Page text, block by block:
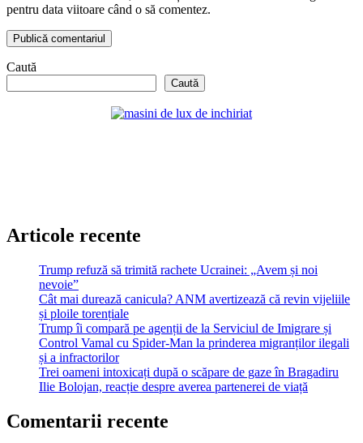
pentru data viitoare când o să comentez.
Caută
Caută
Articole recente
Trump refuză să trimită rachete Ucrainei: „Avem și noi
nevoie”
Cât mai durează canicula? ANM avertizează că revin vijeliile
și ploile torențiale
Trump îi compară pe agenții de la Serviciul de Imigrare și
Control Vamal cu Spider-Man la prinderea migranților ilegali
și a infractorilor
Trei oameni intoxicați după o scăpare de gaze în Bragadiru
Ilie Bolojan, reacție despre averea partenerei de viață
Comentarii recente